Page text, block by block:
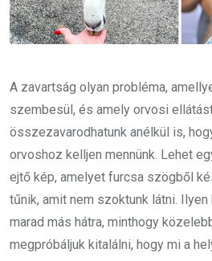
A zavartság olyan probléma,
szembesül, és amely orvosi
összezavarodhatunk anélkül is,
orvoshoz kelljen mennünk. Lehet
ejtő kép, amelyet furcsa szögből
tűnik, amit nem szoktunk látni.
marad más hátra, minthogy
megpróbáljuk kitalálni, hogy mi a